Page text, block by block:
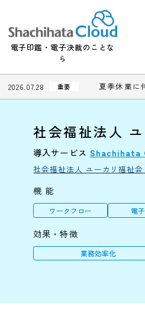
電子印鑑・電子決裁のことな
ら
2026.07.28 夏季休
社会福祉法人
導入サービス
社会福祉法人 ユーカリ福
機 能
ワークフロー
効果・特徴